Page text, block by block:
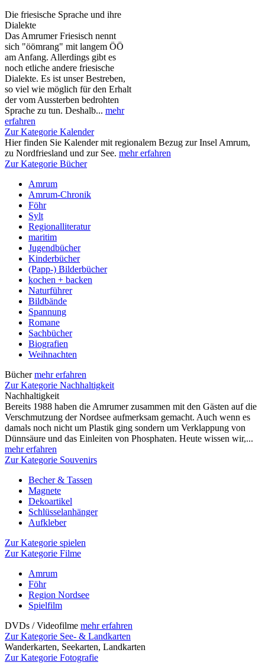
Die friesische Sprache und ihre
Dialekte
Das Amrumer Friesisch nennt
sich "öömrang" mit langem ÖÖ
am Anfang. Allerdings gibt es
noch etliche andere friesische
Dialekte. Es ist unser Bestreben,
so viel wie möglich für den Erhalt
der vom Aussterben bedrohten
Sprache zu tun. Deshalb... mehr
erfahren
Zur Kategorie Kalender
Hier finden Sie Kalender mit regionalem Bezug zur Insel Amrum,
zu Nordfriesland und zur See. mehr erfahren
Zur Kategorie Bücher
Amrum
Amrum-Chronik
Föhr
Sylt
Regionalliteratur
maritim
Jugendbücher
Kinderbücher
(Papp-) Bilderbücher
kochen + backen
Naturführer
Bildbände
Spannung
Romane
Sachbücher
Biografien
Weihnachten
Büchermehr erfahren
Zur Kategorie Nachhaltigkeit
Nachhaltigkeit
Bereits 1988 haben die Amrumer zusammen mit den Gästen auf die
Verschmutzung der Nordsee aufmerksam gemacht. Auch wenn es
damals noch nicht um Plastik ging sondern um Verklappung von
Dünnsäure und das Einleiten von Phosphaten. Heute wissen wir,...
mehr erfahren
Zur Kategorie Souvenirs
Becher & Tassen
Magnete
Dekoartikel
Schlüsselanhänger
Aufkleber
Zur Kategorie spielen
Zur Kategorie Filme
Amrum
Föhr
Region Nordsee
Spielfilm
DVDs / Videofilme mehr erfahren
Zur Kategorie See- & Landkarten
Wanderkarten, Seekarten, Landkarten
Zur Kategorie Fotografie